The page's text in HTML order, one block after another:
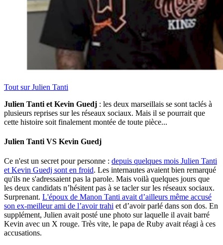
Tout surJulien Tanti
Julien Tanti et Kevin Guedj : les deux marseillais se sont taclés à
plusieurs reprises sur les réseaux sociaux. Mais il se pourrait que
cette histoire soit finalement montée de toute pièce...
Julien Tanti VS Kevin Guedj
Ce n'est un secret pour personne : depuis quelques mois Julien Tanti
et Kevin Guedj sont en froid. Les internautes avaient bien remarqué
qu'ils ne s'adressaient pas la parole. Mais voilà quelques jours que
les deux candidats n’hésitent pas à se tacler sur les réseaux sociaux.
Surprenant. L'époux de Manon Tanti avait d’ailleurs même accusé
son ex-meilleur ami de l’avoir trahi et d’avoir parlé dans son dos. En
supplément, Julien avait posté une photo sur laquelle il avait barré
Kevin avec un X rouge. Très vite, le papa de Ruby avait réagi à ces
accusations.